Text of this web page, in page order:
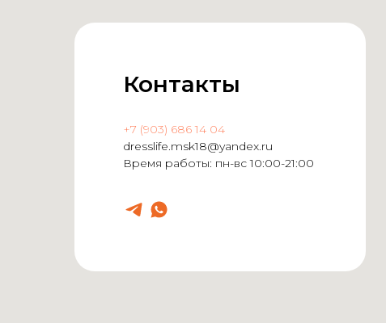
Контакты
+7 (903) 686 14 04
dresslife.msk18@yandex.ru
Время работы: пн-вс 10:00-21:00